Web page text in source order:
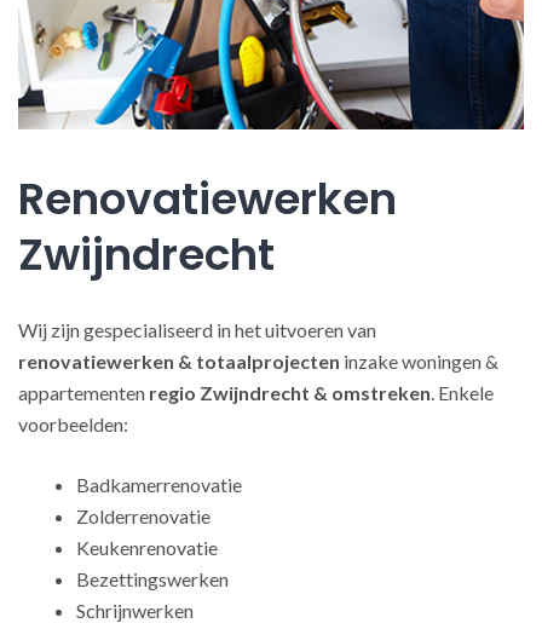
Renovatiewerken
Zwijndrecht
Wij zijn gespecialiseerd in het uitvoeren van
renovatiewerken & totaalprojecten inzake woningen &
appartementen regio Zwijndrecht & omstreken. Enkele
voorbeelden:
Badkamerrenovatie
Zolderrenovatie
Keukenrenovatie
Bezettingswerken
Schrijnwerken